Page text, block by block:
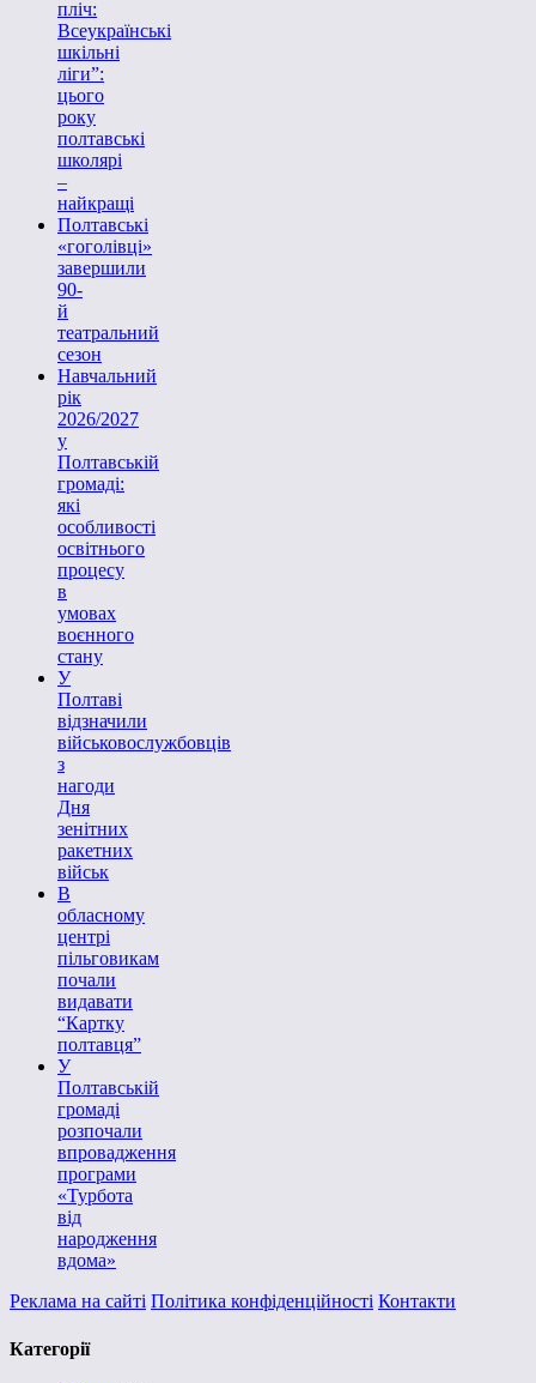
пліч:
Всеукраїнські
шкільні
ліги”:
цього
року
полтавські
школярі
–
найкращі
Полтавські
«гоголівці»
завершили
90-
й
театральний
сезон
Навчальний
рік
2026/2027
у
Полтавській
громаді:
які
особливості
освітнього
процесу
в
умовах
воєнного
стану
У
Полтаві
відзначили
військовослужбовців
з
нагоди
Дня
зенітних
ракетних
військ
В
обласному
центрі
пільговикам
почали
видавати
“Картку
полтавця”
У
Полтавській
громаді
розпочали
впровадження
програми
«Турбота
від
народження
вдома»
Реклама на сайті Політика конфіденційності Контакти
Категорії